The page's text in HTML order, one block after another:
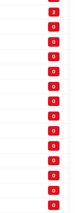
2
0
0
0
0
0
0
0
0
0
0
0
0
0